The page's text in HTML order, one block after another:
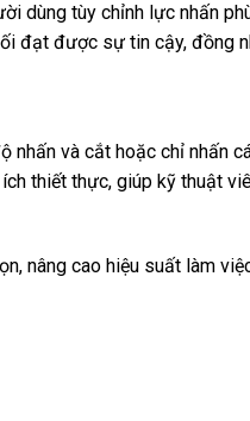
tùy chỉnh lực nhấn
đạt được sự tin cậy, đồng
và cắt hoặc chỉ nhấn
thiết thực, giúp kỹ thuật
nâng cao hiệu suất làm